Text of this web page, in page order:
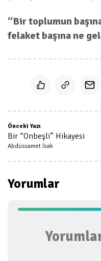
“Bir toplumun
felaket başına ne
Önceki Yazı
Bir “Onbeşli” Hikayesi
Abdüssamet İsak
Yorumlar